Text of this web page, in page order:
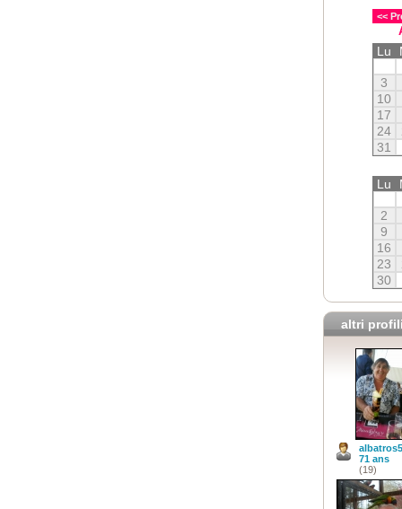
<<
Lu
3
10
17
24
31
Lu
2
9
16
23
30
altri
71 ans
(19)